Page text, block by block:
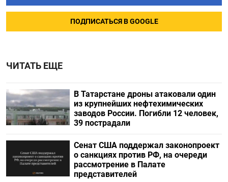
ПОДПИСАТЬСЯ В GOOGLE
ЧИТАТЬ ЕЩЕ
В Татарстане дроны атаковали один
из крупнейших нефтехимических
заводов России. Погибли 12 человек,
39 пострадали
Сенат США поддержал законопроект
о санкциях против РФ, на очереди
рассмотрение в Палате
представителей